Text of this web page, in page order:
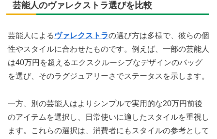
芸能人のヴァレクストラ選びを比較
芸能人による ヴァレクストラの選び方は多様で、彼らの個
性やスタイルに合わせたものです。例えば、一部の芸能人
は40万円を超えるエクスクルーシブなデザインのバッグ
を選び、そのラグジュアリーさでステータスを示します。
一方、別の芸能人はよりシンプルで実用的な20万円前後
のアイテムを選択し、日常使いに適したスタイルを重視し
ます。これらの選択は、消費者にもスタイルの参考として